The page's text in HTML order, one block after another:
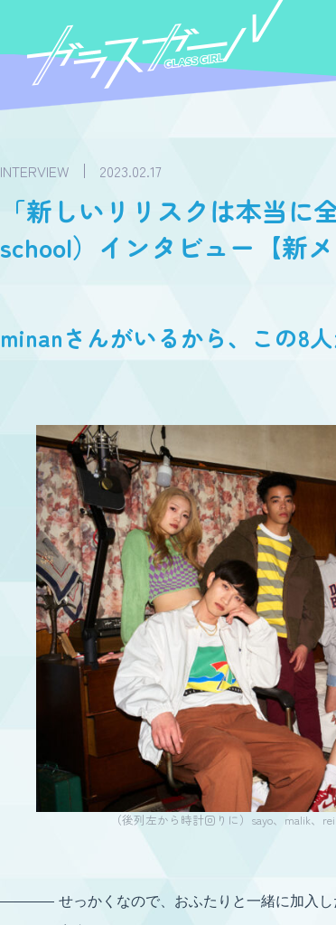
INTERVIEW 2023.02.17
「新しいリリスクは本当
school）インタビュー【新
minanさんがいるから、この8
（後列左から時計回りに）sayo、malik、
せっかくなので、おふたりと一緒に加入